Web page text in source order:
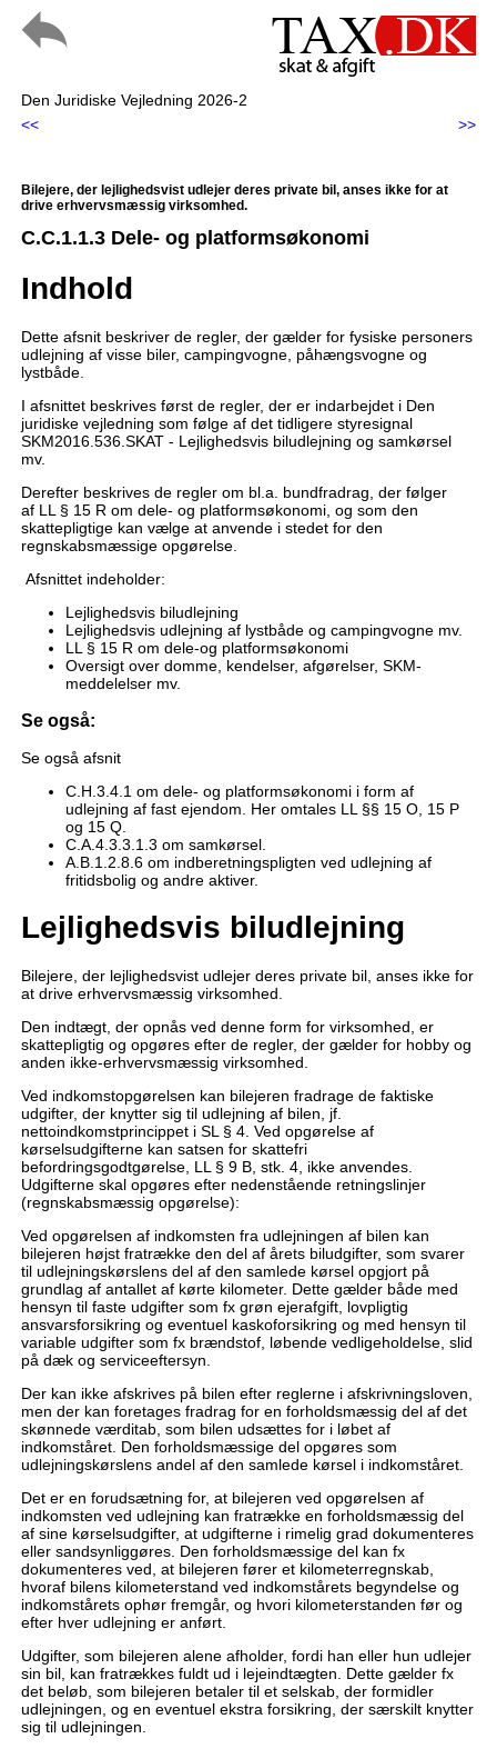
Den Juridiske Vejledning 2026-2
<<
>>
Bilejere, der lejlighedsvist udlejer deres private bil, anses ikke for at
drive erhvervsmæssig virksomhed.
C.C.1.1.3 Dele- og platformsøkonomi
Indhold
Dette afsnit beskriver de regler, der gælder for fysiske personers
udlejning af visse biler, campingvogne, påhængsvogne og
lystbåde.
I afsnittet beskrives først de regler, der er indarbejdet i Den
juridiske vejledning som følge af det tidligere styresignal
SKM2016.536.SKAT - Lejlighedsvis biludlejning og samkørsel
mv.
Derefter beskrives de regler om bl.a. bundfradrag, der følger
af LL § 15 R om dele- og platformsøkonomi, og som den
skattepligtige kan vælge at anvende i stedet for den
regnskabsmæssige opgørelse.
Afsnittet indeholder:
Lejlighedsvis biludlejning
Lejlighedsvis udlejning af lystbåde og campingvogne mv.
LL § 15 R om dele-og platformsøkonomi
Oversigt over domme, kendelser, afgørelser, SKM-
meddelelser mv.
Se også:
Se også afsnit
C.H.3.4.1 om dele- og platformsøkonomi i form af
udlejning af fast ejendom. Her omtales LL §§ 15 O, 15 P
og 15 Q.
C.A.4.3.3.1.3 om samkørsel.
A.B.1.2.8.6 om indberetningspligten ved udlejning af
fritidsbolig og andre aktiver.
Lejlighedsvis biludlejning
Bilejere, der lejlighedsvist udlejer deres private bil, anses ikke for
at drive erhvervsmæssig virksomhed.
Den indtægt, der opnås ved denne form for virksomhed, er
skattepligtig og opgøres efter de regler, der gælder for hobby og
anden ikke-erhvervsmæssig virksomhed.
Ved indkomstopgørelsen kan bilejeren fradrage de faktiske
udgifter, der knytter sig til udlejning af bilen, jf.
nettoindkomstprincippet i SL § 4. Ved opgørelse af
kørselsudgifterne kan satsen for skattefri
befordringsgodtgørelse, LL § 9 B, stk. 4, ikke anvendes.
Udgifterne skal opgøres efter nedenstående retningslinjer
(regnskabsmæssig opgørelse):
Ved opgørelsen af indkomsten fra udlejningen af bilen kan
bilejeren højst fratrække den del af årets biludgifter, som svarer
til udlejningskørslens del af den samlede kørsel opgjort på
grundlag af antallet af kørte kilometer. Dette gælder både med
hensyn til faste udgifter som fx grøn ejerafgift, lovpligtig
ansvarsforsikring og eventuel kaskoforsikring og med hensyn til
variable udgifter som fx brændstof, løbende vedligeholdelse, slid
på dæk og serviceeftersyn.
Der kan ikke afskrives på bilen efter reglerne i afskrivningsloven,
men der kan foretages fradrag for en forholdsmæssig del af det
skønnede værditab, som bilen udsættes for i løbet af
indkomståret. Den forholdsmæssige del opgøres som
udlejningskørslens andel af den samlede kørsel i indkomståret.
Det er en forudsætning for, at bilejeren ved opgørelsen af
indkomsten ved udlejning kan fratrække en forholdsmæssig del
af sine kørselsudgifter, at udgifterne i rimelig grad dokumenteres
eller sandsynliggøres. Den forholdsmæssige del kan fx
dokumenteres ved, at bilejeren fører et kilometerregnskab,
hvoraf bilens kilometerstand ved indkomstårets begyndelse og
indkomstårets ophør fremgår, og hvori kilometerstanden før og
efter hver udlejning er anført.
Udgifter, som bilejeren alene afholder, fordi han eller hun udlejer
sin bil, kan fratrækkes fuldt ud i lejeindtægten. Dette gælder fx
det beløb, som bilejeren betaler til et selskab, der formidler
udlejningen, og en eventuel ekstra forsikring, der særskilt knytter
sig til udlejningen.